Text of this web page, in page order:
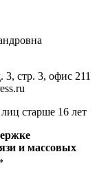
3, стр. 3, офис 211
старше 16 лет
и массовых